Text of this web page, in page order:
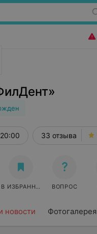
новости Фотогалерея
33 отзыва
В ИЗБРАННОЕ ВОПРОС